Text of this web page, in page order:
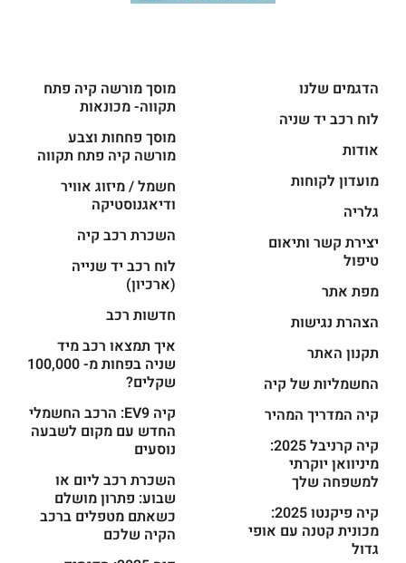
הדגמים שלנו
לוח רכב יד שניה
אודות
מועדון לקוחות
גלריה
יצירת קשר ותיאום
טיפול
מפת אתר
הצהרת נגישות
תקנון האתר
החשמליות של קיה
קיה המדריך המהיר
קיה קרניבל 2025:
מיניוואן יוקרתי
למשפחה שלך
קיה פיקנטו 2025:
מכונית קטנה עם אופי
גדול
מוסך מורשה קיה פתח
תקווה- מכונאות
מוסך פחחות וצבע
מורשה קיה פתח תקווה
חשמל / מיזוג אוויר
ודיאגנוסטיקה
השכרת רכב קיה
לוח רכב יד שנייה
(ארכיון)
חדשות רכב
איך תמצאו רכב מיד
שניה בפחות מ- 100,000
שקלים?
קיה EV9: הרכב החשמלי
החדש עם מקום לשבעה
נוסעים
השכרת רכב ליום או
שבוע: פתרון מושלם
כשאתם מטפלים ברכב
הקיה שלכם